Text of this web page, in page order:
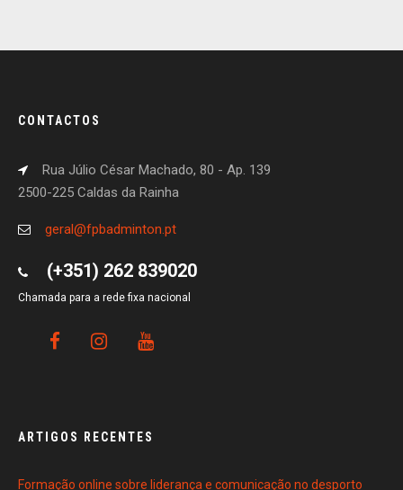
CONTACTOS
Rua Júlio César Machado, 80 - Ap. 139
2500-225 Caldas da Rainha
geral@fpbadminton.pt
(+351) 262 839020
Chamada para a rede fixa nacional
ARTIGOS RECENTES
Formação online sobre liderança e comunicação no desporto